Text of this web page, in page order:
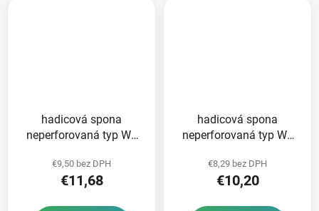
hadicová spona
neperforovaná typ W1
NORMACLAMP TORRO -
výroba Nemecko
€9,50 bez DPH
€11,68
hadicová spona
neperforovaná typ W1
NORMACLAMP TORRO -
výroba Nemecko
€8,29 bez DPH
€10,20